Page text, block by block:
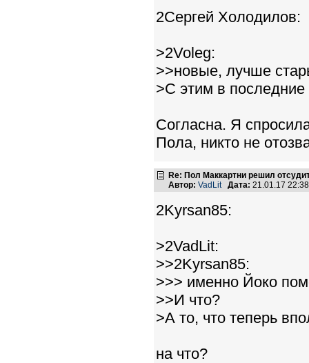
2Сергей Холодилов:
>2Voleg:
>>новые, лучше
>С этим в
Согласна. Я
Пола, никто не
Re: Пол Маккартни решил
Автор: VadLit Дата: 21.01.17
2Kyrsan85:
>2VadLit:
>>2Kyrsan85:
>>> именно Йоко
>>И что?
>А то, что теперь
на что?